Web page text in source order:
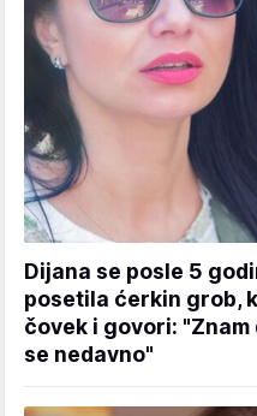
Dijana se posle 5
posetila ćerkin grob,
čovek i govori:
se nedavno"